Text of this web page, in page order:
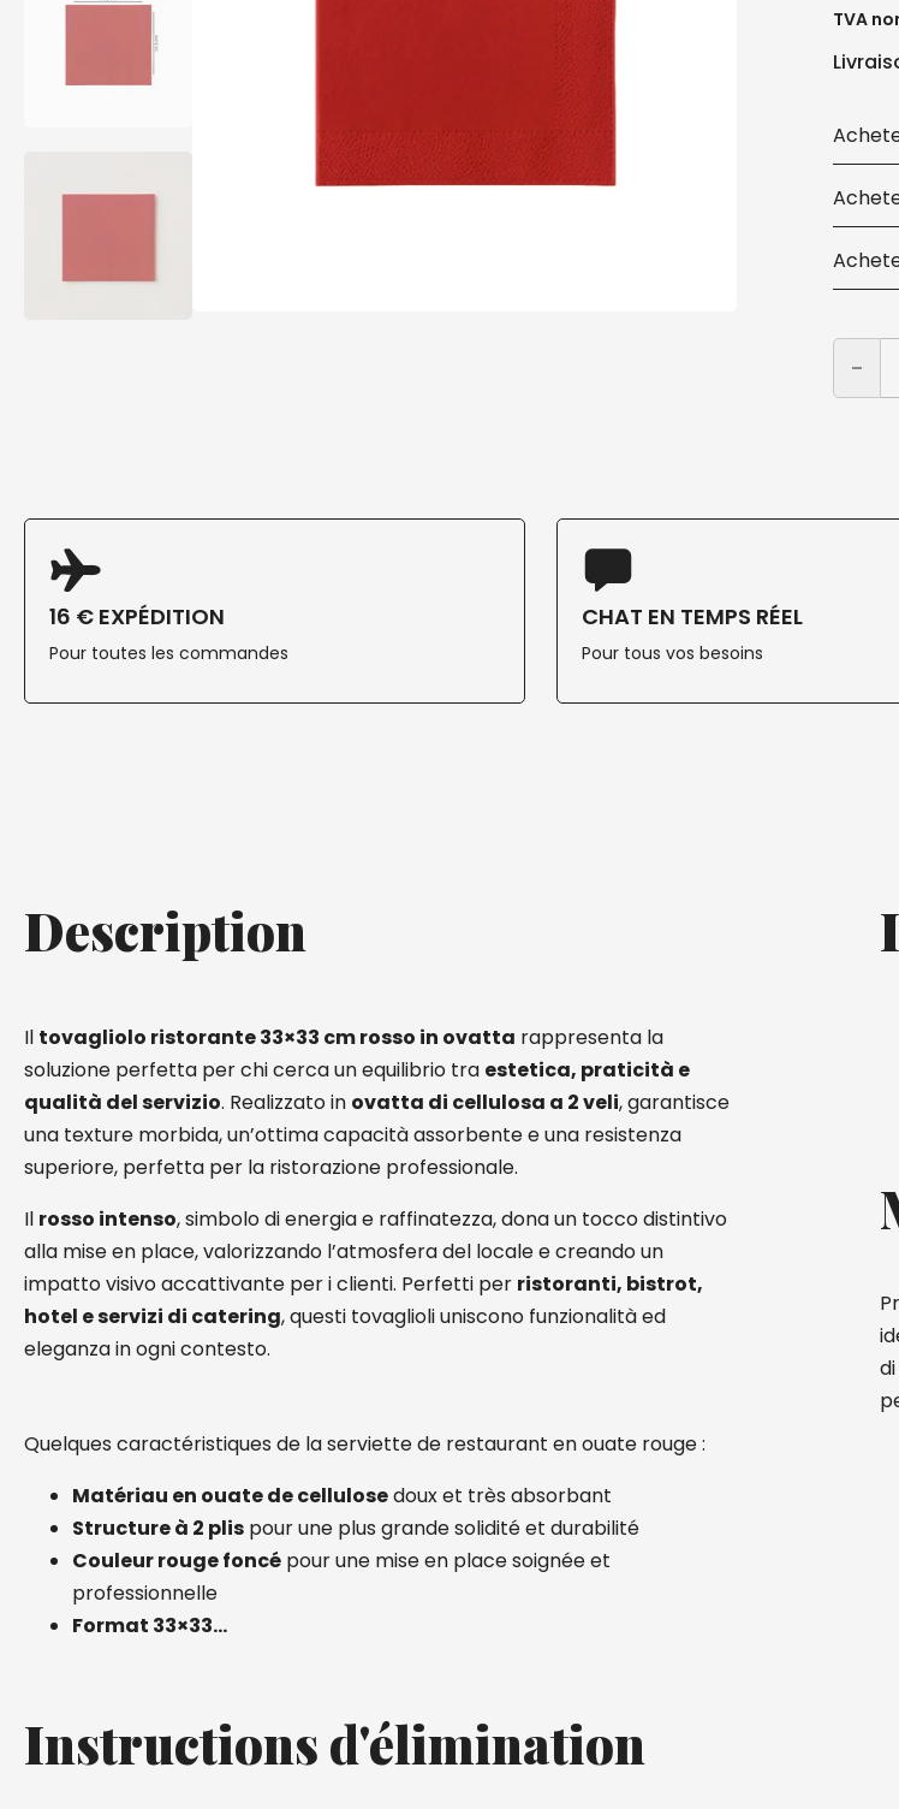
TVA
16 € EXPÉDITION
Pour toutes les commandes
CHAT EN TEMPS RÉEL
Pour tous vos besoins
Description
Il tovagliolo ristorante 33×33 cm rosso in ovatta rappresenta la
soluzione perfetta per chi cerca un equilibrio tra estetica, praticità e
qualità del servizio. Realizzato in ovatta di cellulosa a 2 veli, garantisce
una texture morbida, un’ottima capacità assorbente e una resistenza
superiore, perfetta per la ristorazione professionale.
Il rosso intenso, simbolo di energia e raffinatezza, dona un tocco distintivo
alla mise en place, valorizzando l’atmosfera del locale e creando un
impatto visivo accattivante per i clienti. Perfetti per ristoranti, bistrot,
hotel e servizi di catering, questi tovaglioli uniscono funzionalità ed
eleganza in ogni contesto.
Quelques caractéristiques de la serviette de restaurant en ouate rouge :
Matériau en ouate de cellulosedoux et très absorbant
Structure à 2 plis pour une plus grande solidité et durabilité
Couleur rouge foncé pour une mise en place soignée et
professionnelle
Format 33×33…
Instructions d'élimination